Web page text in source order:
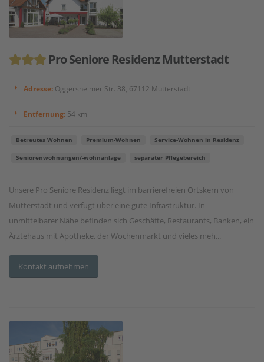
Pro Seniore Residenz Mutterstadt
Adresse: Oggersheimer Str. 38, 67112 Mutterstadt
Entfernung: 54 km
Betreutes Wohnen Premium-Wohnen Service-Wohnen in Residenz
Seniorenwohnungen/-wohnanlage separater Pflegebereich
Unsere Pro Seniore Residenz liegt im barrierefreien Ortskern von
Mutterstadt und verfügt über eine gute Infrastruktur. In
unmittelbarer Nähe befinden sich Geschäfte, Restaurants, Banken, ein
Ärztehaus mit Apotheke, der Wochenmarkt und vieles meh...
Kontakt aufnehmen